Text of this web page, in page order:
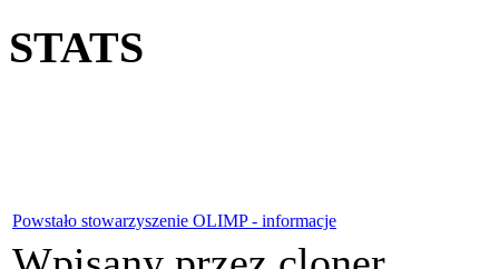
STATS
Powstało stowarzyszenie OLIMP - informacje